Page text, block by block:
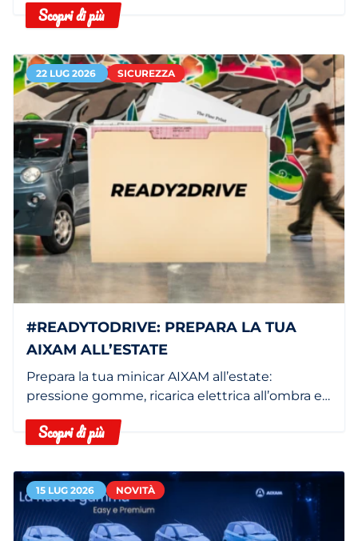
Scopri di più
22 LUG 2026 SICUREZZA
#READYTODRIVE: PREPARA LA TUA
AIXAM ALL’ESTATE
Prepara la tua minicar AIXAM all’estate:
pressione gomme, ricarica elettrica all’ombra e
Scopri di più
15 LUG 2026 NOVITÀ